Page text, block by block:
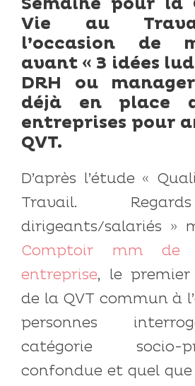
Semaine pour la
Vie au
l’occasion de
avant « 3 idées
DRH ou
déjà en place
entreprises pour
QVT.
D’après l’étude «
Travail.
dirigeants/salariés »
Comptoir mm de
entreprise, le
de la QVT commun à
personnes
catégorie socio-
confondue et quel que